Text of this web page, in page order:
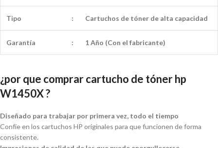
Tipo : Cartuchos de tóner de alta capacidad
Garantía : 1 Año (Con el fabricante)
¿por que comprar cartucho de tóner hp
W1450X ?
Diseñado para trabajar por primera vez, todo el tiempo
Confíe en los cartuchos HP originales para que funcionen de forma
consistente.